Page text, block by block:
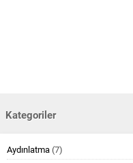
Kategoriler
Aydınlatma (7)